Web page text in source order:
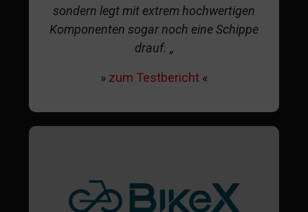
sondern legt mit extrem hochwertigen
Komponenten sogar noch eine Schippe
drauf. „
» zum Testbericht «